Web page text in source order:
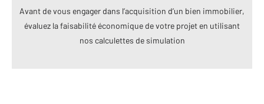
Avant de vous engager dans l’acquisition d’un bien immobilier,
évaluez la faisabilité économique de votre projet en utilisant
nos calculettes de simulation